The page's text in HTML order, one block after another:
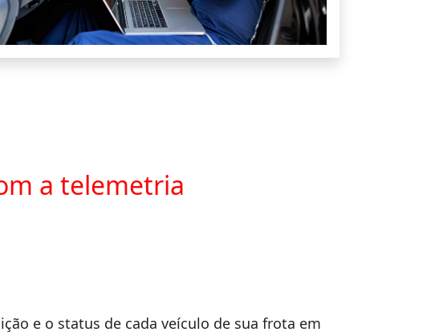
a telemetria
e o status de cada veículo de sua frota em